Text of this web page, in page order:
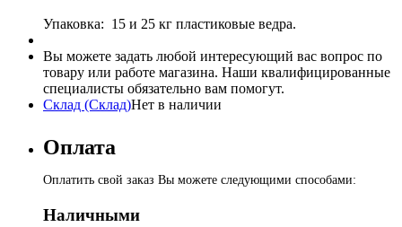
Упаковка: 15 и 25 кг пластиковые ведра.
Вы можете задать любой интересующий вас вопрос по
товару или работе магазина. Наши квалифицированные
специалисты обязательно вам помогут.
Склад (Склад)Нет в наличии
Оплата
Оплатить свой заказ Вы можете следующими способами:
Наличными